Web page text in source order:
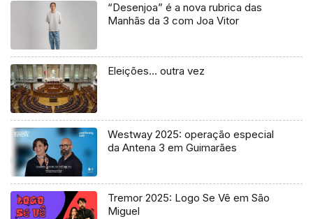
“Desenjoa” é a nova rubrica das
Manhãs da 3 com Joa Vitor
Eleições… outra vez
Westway 2025: operação especial
da Antena 3 em Guimarães
Tremor 2025: Logo Se Vê em São
Miguel